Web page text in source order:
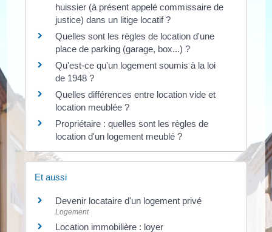
huissier (à présent appelé commissaire de
justice) dans un litige locatif ?
Quelles sont les règles de location d'une
place de parking (garage, box...) ?
Qu'est-ce qu'un logement soumis à la loi
de 1948 ?
Quelles différences entre location vide et
location meublée ?
Propriétaire : quelles sont les règles de
location d'un logement meublé ?
Et aussi
Devenir locataire d'un logement privé
Logement
Location immobilière : loyer